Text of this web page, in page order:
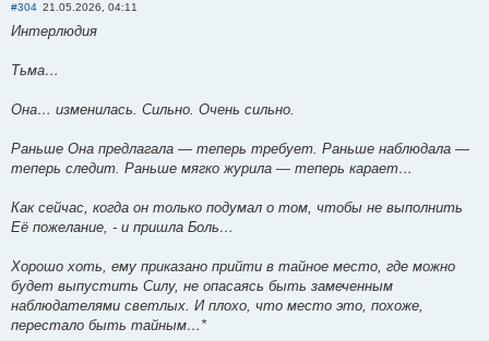
#304 21.05.2026, 04:11
Интерлюдия
Тьма…
Она… изменилась. Сильно. Очень сильно.
Раньше Она предлагала — теперь требует. Раньше наблюдала —
теперь следит. Раньше мягко журила — теперь карает…
Как сейчас, когда он только подумал о том, чтобы не выполнить
Её пожелание, - и пришла Боль…
Хорошо хоть, ему приказано прийти в тайное место, где можно
будет выпустить Силу, не опасаясь быть замеченным
наблюдателями светлых. И плохо, что место это, похоже,
перестало быть тайным…*